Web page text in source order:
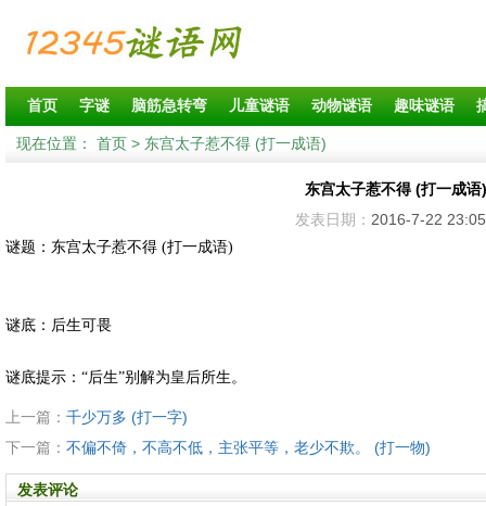
首页 字谜 脑筋急转弯 儿童谜语 动物谜语 趣味谜语
现在位置： 首页 > 东宫太子惹不得 (打一成语)
东宫太子惹不得 (打一成语)
发表日期： 2016-7-22 23:05
谜题：东宫太子惹不得 (打一成语)
谜底：后生可畏
谜底提示：“后生”别解为皇后所生。
上一篇： 千少万多 (打一字)
下一篇： 不偏不倚，不高不低，主张平等，老少不欺。 (打一物)
发表评论